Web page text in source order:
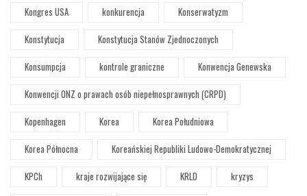
Kongres USA konkurencja
Konserwatyzm
Konstytucja
Konstytucja Stanów Zjednoczonych
Konsumpcja
kontrole graniczne
Konwencja Genewska
Konwencji ONZ o prawach osób niepełnosprawnych (CRPD)
Kopenhagen
Korea
Korea Południowa
Korea Północna
Koreańskiej Republiki Ludowo-Demokratycznej
KPCh
kraje rozwijające się KRLD
kryzys